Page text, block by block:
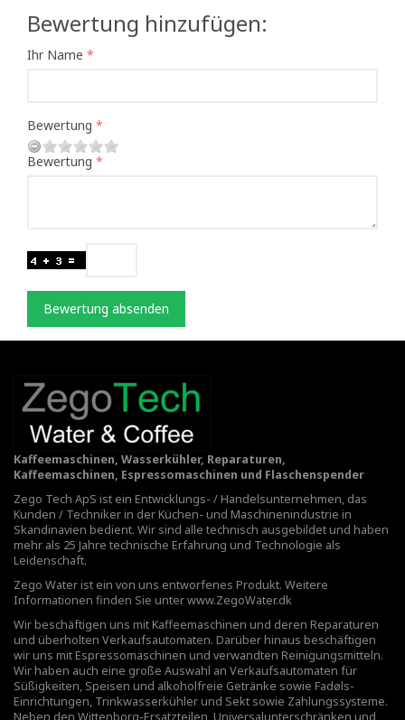
Bewertung hinzufügen:
Ihr Name
Bewertung
Bewertung
Bewertung absenden
Kaffeemaschinen, Wasserkühler, Reparaturen,
Kaffeemaschinen, Espressomaschinen und Flaschenspender
Zego Tech ApS ist ein Entwicklungs- / Handelsunternehmen, das
Kunden / Techniker in der Küchen- und Maschinenindustrie in
Skandinavien bedient. Wir sind alle technisch ausgebildet und haben
mehr als 25 Jahre technische Erfahrung und Technologie als
Leidenschaft.
Zego Water ist ein von uns entworfenes Produkt. Weitere
Informationen finden Sie unterwww.ZegoWater.dk
Wir beschäftigen uns mit Kaffeemaschinen und deren Reparaturen
und überholten Verkaufsautomaten. Darüber hinaus beschäftigen
wir uns mit Espressomaschinen und verwandten Reinigungsmitteln.
Wir haben auch eine große Auswahl an Verkaufsautomaten für
Süßigkeiten, Speisen und alkoholfreie Getränke sowie Fadøls-
Einrichtungen, Trinkwasserkühler und Sekt sowie Zahlungssysteme.